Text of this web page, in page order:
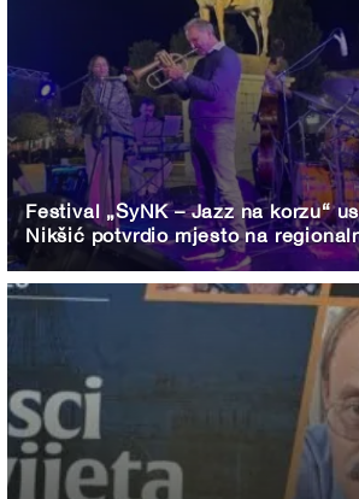
Festival „SyNK – Jazz na korzu“
Nikšić potvrdio mjesto na